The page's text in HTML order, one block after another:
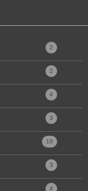
2
2
4
3
10
3
4